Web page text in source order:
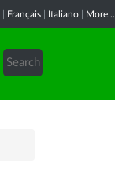
Français Italiano More...